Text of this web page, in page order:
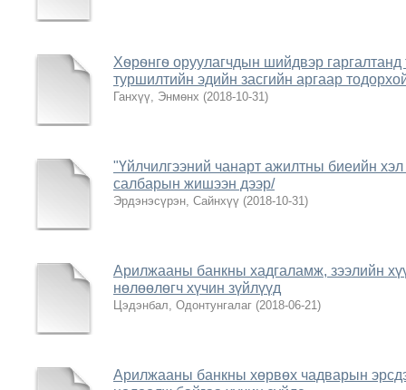
Хѳрѳнгѳ оруулагчдын шийдвэр гаргалтанд
туршилтийн эдийн засгийн аргаар
Ганхүү, Энмѳнх (2018-10-31)
"Үйлчилгээний чанарт ажилтны биеийн
салбарын жишээн дээр/
Эрдэнэсүрэн, Сайнхүү (2018-10-31)
Арилжааны банкны хадгаламж, зээлийн
нөлөөлөгч хүчин зүйлүүд
Цэдэнбал, Одонтунгалаг (2018-06-21)
Арилжааны банкны хөрвөх чадварын